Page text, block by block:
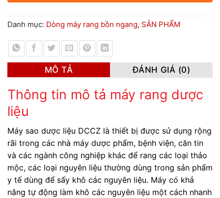
Danh mục: Dòng máy rang bồn ngang, SẢN PHẨM
MÔ TẢ ĐÁNH GIÁ (0)
Thông tin mô tả máy rang dược
liệu
Máy sao dược liệu DCCZ là thiết bị được sử dụng rộng
rãi trong các nhà máy dược phẩm, bệnh viện, căn tin
và các ngành công nghiệp khác để rang các loại thảo
mộc, các loại nguyên liệu thường dùng trong sản phẩm
y tế dùng để sấy khô các nguyên liệu. Máy có khả
năng tự động làm khô các nguyên liệu một cách nhanh